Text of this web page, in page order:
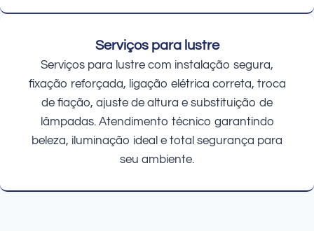
Serviços para lustre
Serviços para lustre com instalação segura,
fixação reforçada, ligação elétrica correta, troca
de fiação, ajuste de altura e substituição de
lâmpadas. Atendimento técnico garantindo
beleza, iluminação ideal e total segurança para
seu ambiente.